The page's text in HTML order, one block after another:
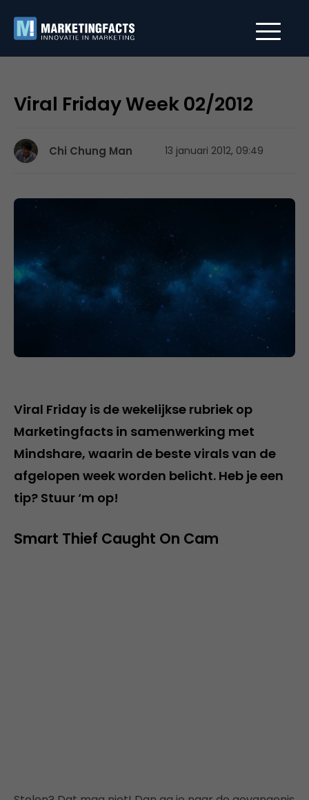
Viral Friday Week 02/2012
Chi Chung Man 13 januari 2012, 09:49
Viral Friday is de wekelijkse rubriek op
Marketingfacts in samenwerking met
Mindshare, waarin de beste virals van de
afgelopen week worden belicht. Heb je een
tip? Stuur ‘m op!
Smart Thief Caught On Cam